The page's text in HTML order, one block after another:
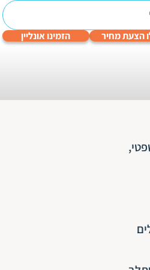
והנדסי
הצעת מחיר הזמינו אונליין